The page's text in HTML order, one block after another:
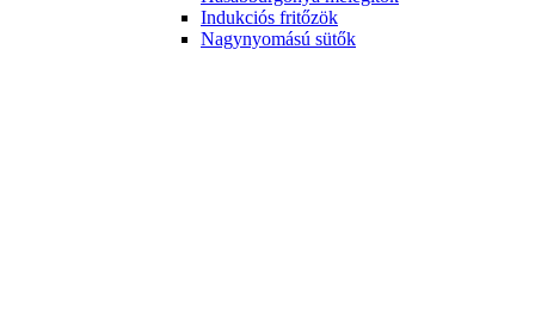
Indukciós fritőzök
Nagynyomású sütők